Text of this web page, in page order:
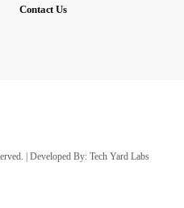
Contact Us
| Developed By: Tech Yard Labs